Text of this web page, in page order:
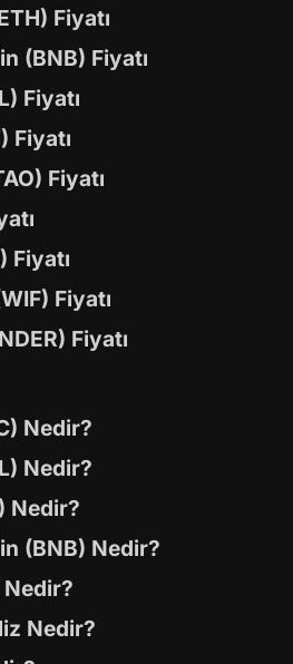
Fiyatı
(BNB) Fiyatı
Fiyatı
Fiyatı
Fiyatı
Fiyatı
Fiyatı
Fiyatı
Nedir?
Nedir?
Nedir?
(BNB) Nedir?
Nedir?